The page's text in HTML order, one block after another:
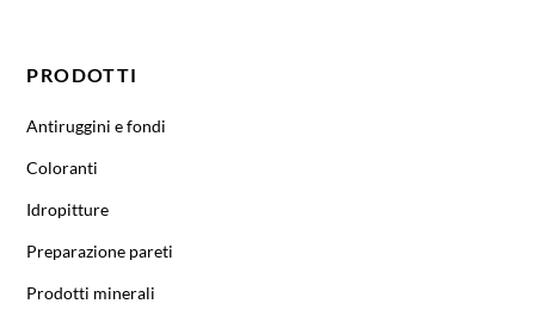
PRODOTTI
Antiruggini e fondi
Coloranti
Idropitture
Preparazione pareti
Prodotti minerali